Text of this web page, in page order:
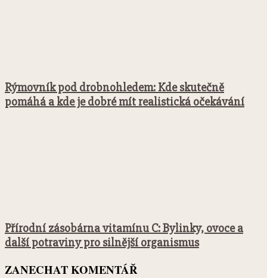
Rýmovník pod drobnohledem: Kde skutečně
pomáhá a kde je dobré mít realistická očekávání
Přírodní zásobárna vitamínu C: Bylinky, ovoce a
další potraviny pro silnější organismus
ZANECHAT KOMENTÁŘ